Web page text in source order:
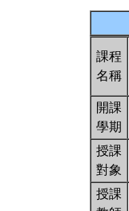
課程
名稱
開課
學期
授課
對象
授課